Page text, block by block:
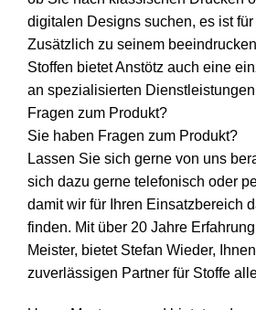
digitalen Designs suchen, es ist
Zusätzlich zu seinem
Stoffen bietet Anstötz auch eine
an spezialisierten
Fragen zum Produkt?
Sie haben Fragen zum Produkt?
Lassen Sie sich gerne von uns
sich dazu gerne telefonisch oder
damit wir für Ihren Einsatzbereich
finden. Mit über 20 Jahre
Meister, bietet Stefan Wieder,
zuverlässigen Partner für Stoffe